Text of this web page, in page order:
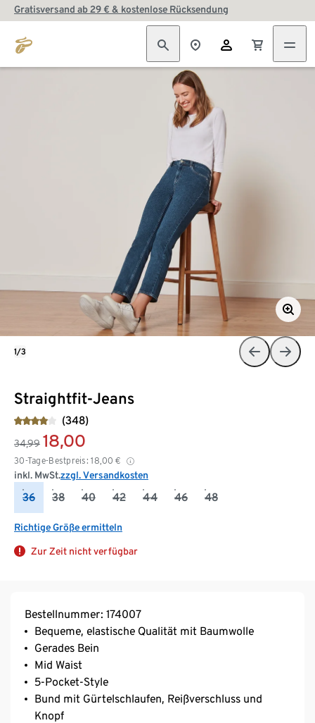
Gratisversand ab 29 € & kostenlose Rücksendung
Straightfit-Jeans
(348)
34,99 18,00
30-Tage-Bestpreis: 18,00 €
inkl. MwSt.zzgl. Versandkosten
36 38 40 42 44 46 48
Richtige Größe ermitteln
Zur Zeit nicht verfügbar
1/3
Bestellnummer: 174007
Bequeme, elastische Qualität mit Baumwolle
Gerades Bein
Mid Waist
5-Pocket-Style
Bund mit Gürtelschlaufen, Reißverschluss und
Knopf